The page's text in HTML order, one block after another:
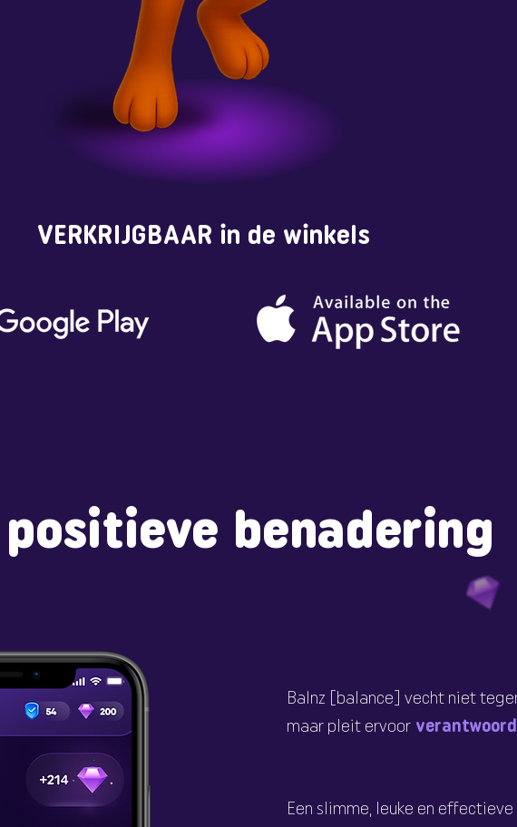
VERKRIJGBAAR in de winkels
positieve benadering
Balnz [balance] vecht niet
maar pleit ervoor
Een slimme, leuke en